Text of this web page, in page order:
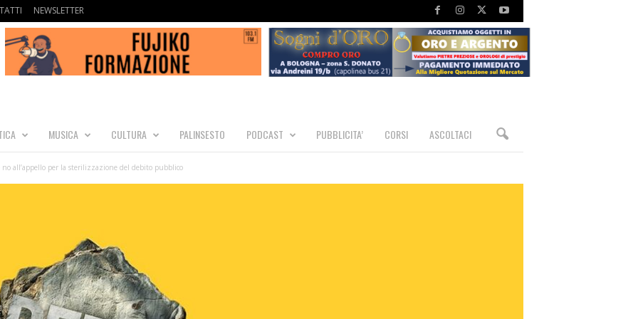
NEWSLETTER
MUSICA CULTURA PALINSESTO PODCAST PUBBLICITA’ CORSI ASCOLTACI
no all’appello per la sterilizzazione del debito pubblico